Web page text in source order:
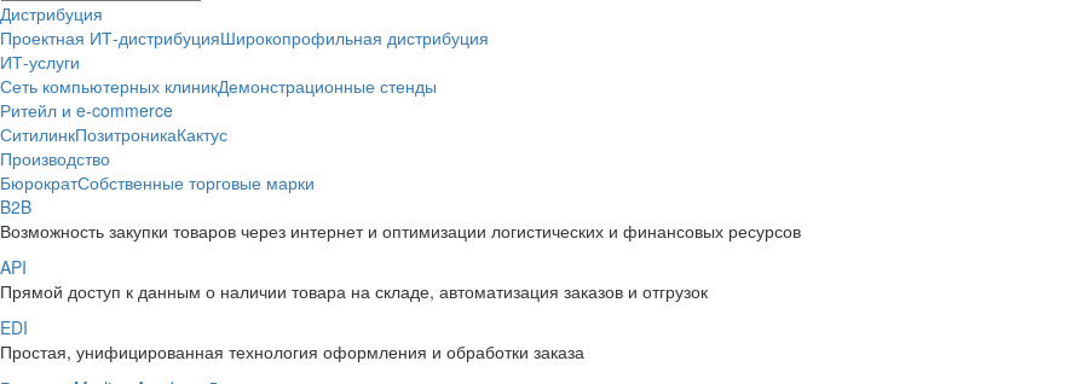
Дистрибуция
Проектная ИТ-дистрибуцияШирокопрофильная дистрибуция
ИТ-услуги
Сеть компьютерных клиникДемонстрационные стенды
Ритейл и e-commerce
СитилинкПозитроникаКактус
Производство
БюрократСобственные торговые марки
B2B
Возможность закупки товаров через интернет и оптимизации логистических и финансовых ресурсов
API
Прямой доступ к данным о наличии товара на складе, автоматизация заказов и отгрузок
EDI
Простая, унифицированная технология оформления и обработки заказа